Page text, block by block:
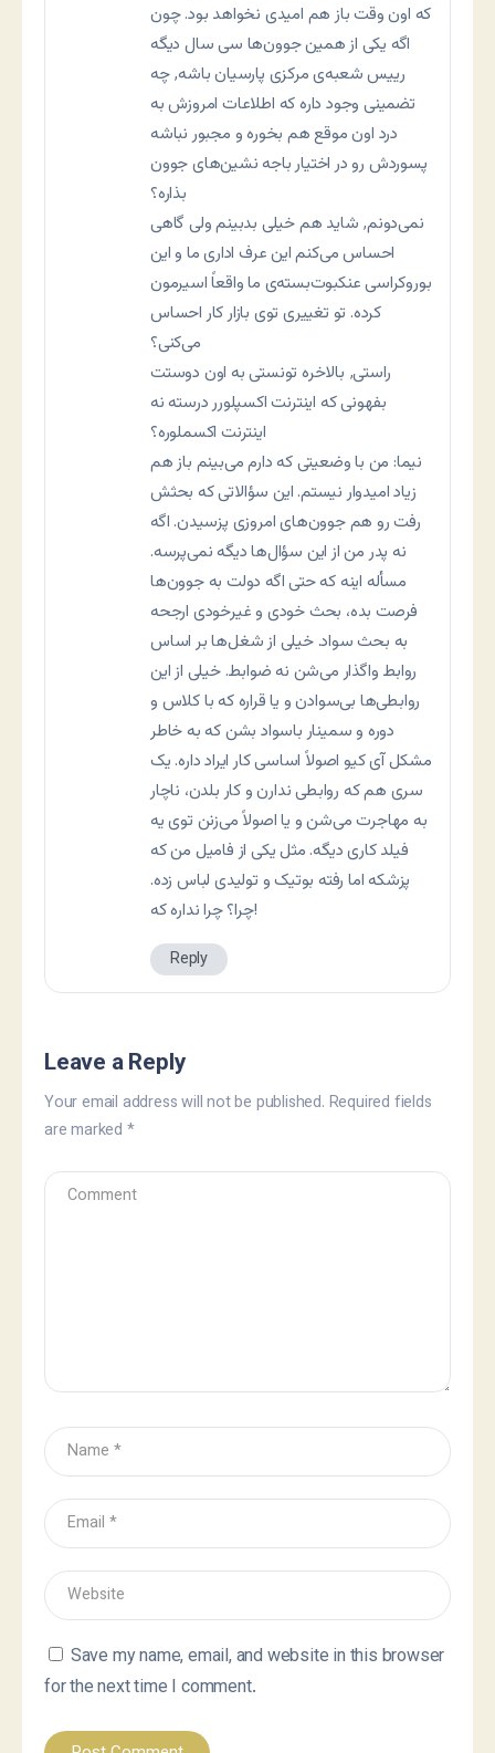
که اون وقت باز هم امیدی نخواهد بود. چون
اگه یکی از همین جوون‌ها سی سال دیگه
رییس شعبه‌ی مرکزی پارسیان باشه٬ چه
تضمینی وجود داره که اطلاعات امروزش به
درد اون موقع هم بخوره و مجبور نباشه
پسوردش رو در اختیار باجه نشین‌های جوون
بذاره؟
نمی‌دونم٬ شاید هم خیلی بدبینم ولی گاهی
احساس می‌کنم این عرف اداری ما و این
بوروکراسی عنکبوت‌بسته‌ی ما واقعاً اسیرمون
کرده. تو تغییری توی بازار کار احساس
می‌کنی؟
راستی٬ بالاخره تونستی به اون دوستت
بفهونی که اینترنت اکسپلورر درسته نه
اینترنت اکسملوره؟
نيما: من با وضعيتی که دارم می‌بينم باز هم
زياد اميدوار نيستم. اين سؤالاتی که بحثش
رفت رو هم جوون‌های امروزی پزسيدن. اگه
نه پدر من از اين سؤال‌ها ديگه نمی‌پرسه.
مسأله اينه که حتی اگه دولت به جوون‌ها
فرصت بده، بحث خودی و غيرخودی ارجحه
به بحث سواد. خيلی از شغل‌ها بر اساس
روابط واگذار می‌شن نه ضوابط. خيلی از اين
روابطی‌ها بی‌سوادن و يا قراره که با کلاس و
دوره و سمينار باسواد بشن که به خاطر
مشکل آی کيو اصولاً اساسی کار ايراد داره. يک
سری هم که روابطی ندارن و کار بلدن، ناچار
به مهاجرت می‌شن و يا اصولاً می‌زنن توی يه
فيلد کاری ديگه. مثل يکی از فاميل من که
پزشکه اما رفته بوتيک و توليدی لباس زده.
چرا؟ چرا نداره که!
Reply
Leave a Reply
Your email address will not be published. Required fields
are marked *
Save my name, email, and website in this browser
for the next time I comment.